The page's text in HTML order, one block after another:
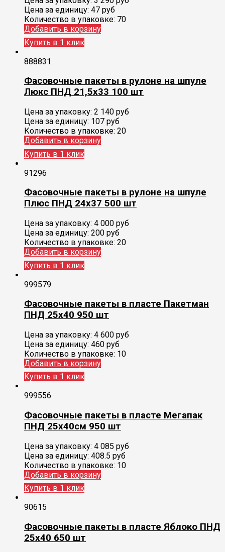
Цена за единицу: 47 руб
Количество в упаковке: 70
Добавить в корзину
Купить в 1 клик
888831
Фасовочные пакеты в рулоне на шпуле
Люкс ПНД 21,5х33 100 шт
Цена за упаковку: 2 140 руб
Цена за единицу: 107 руб
Количество в упаковке: 20
Добавить в корзину
Купить в 1 клик
91296
Фасовочные пакеты в рулоне на шпуле
Плюс ПНД 24х37 500 шт
Цена за упаковку: 4 000 руб
Цена за единицу: 200 руб
Количество в упаковке: 20
Добавить в корзину
Купить в 1 клик
999579
Фасовочные пакеты в пласте Пакетман
ПНД 25х40 950 шт
Цена за упаковку: 4 600 руб
Цена за единицу: 460 руб
Количество в упаковке: 10
Добавить в корзину
Купить в 1 клик
999556
Фасовочные пакеты в пласте Мегапак
ПНД 25х40см 950 шт
Цена за упаковку: 4 085 руб
Цена за единицу: 408.5 руб
Количество в упаковке: 10
Добавить в корзину
Купить в 1 клик
90615
Фасовочные пакеты в пласте Яблоко ПНД
25х40 650 шт